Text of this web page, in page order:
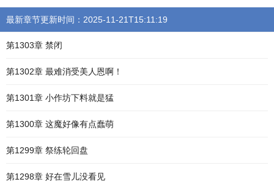
最新章节更新时间：2025-11-21T15:11:19
第1303章 禁闭
第1302章 最难消受美人恩啊！
第1301章 小作坊下料就是猛
第1300章 这魔好像有点蠢萌
第1299章 祭练轮回盘
第1298章 好在雪儿没看见